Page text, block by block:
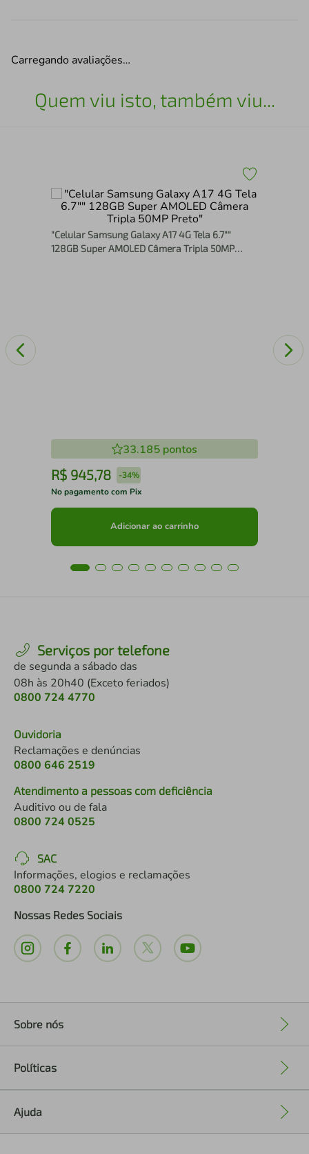
Carregando avaliações…
Quem viu isto, também viu...
"Celular Samsung Galaxy A17 4G Tela 6.7""
128GB Super AMOLED Câmera Tripla 50MP
33.185 pontos
R$ 945,78 -34%
No pagamento com Pix
Adicionar ao carrinho
Serviços por telefone
de segunda a sábado das
08h às 20h40 (Exceto feriados)
0800 724 4770
Ouvidoria
Reclamações e denúncias
0800 646 2519
Atendimento a pessoas com deficiência
Auditivo ou de fala
0800 724 0525
SAC
Informações, elogios e reclamações
0800 724 7220
Nossas Redes Sociais
Sobre nós
Políticas
Ajuda